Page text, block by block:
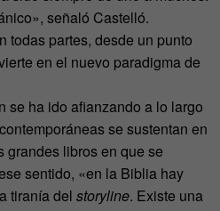
señaló Castelló.
todas partes, desde un punto
en el nuevo paradigma de
se ha ido afianzando a lo largo
se sustentan en
grandes libros en que se
sentido, «en la Biblia hay
tiranía del storyline. Existe una